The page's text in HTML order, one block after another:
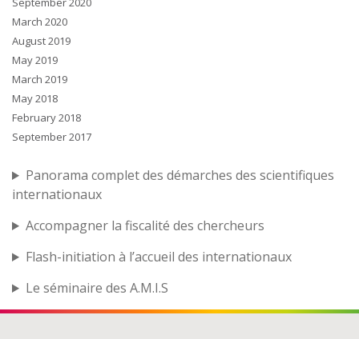
March 2020
August 2019
May 2019
March 2019
May 2018
February 2018
September 2017
Panorama complet des démarches des scientifiques
internationaux
Accompagner la fiscalité des chercheurs
Flash-initiation à l’accueil des internationaux
Le séminaire des A.M.I.S